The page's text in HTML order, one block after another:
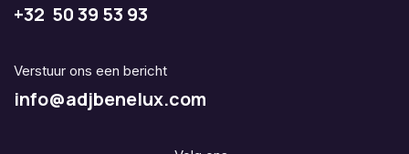
+32 50 39 53 93
Verstuur ons een bericht
info@adjbenelux.com